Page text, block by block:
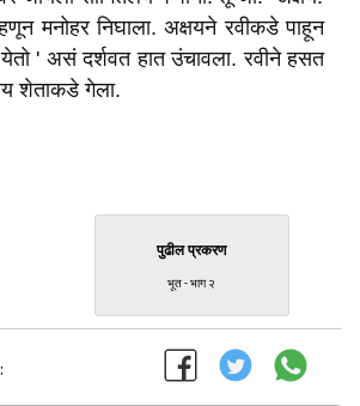
मनोहर निघाला. अक्षयने रवीकडे पाहून
' असं दर्शवत हात उंचावला. रवीने हसत
शेताकडे गेला.
पुढील प्रकरण
भूत - भाग २